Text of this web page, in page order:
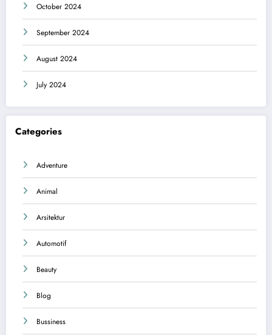
October 2024
September 2024
August 2024
July 2024
Categories
Adventure
Animal
Arsitektur
Automotif
Beauty
Blog
Bussiness